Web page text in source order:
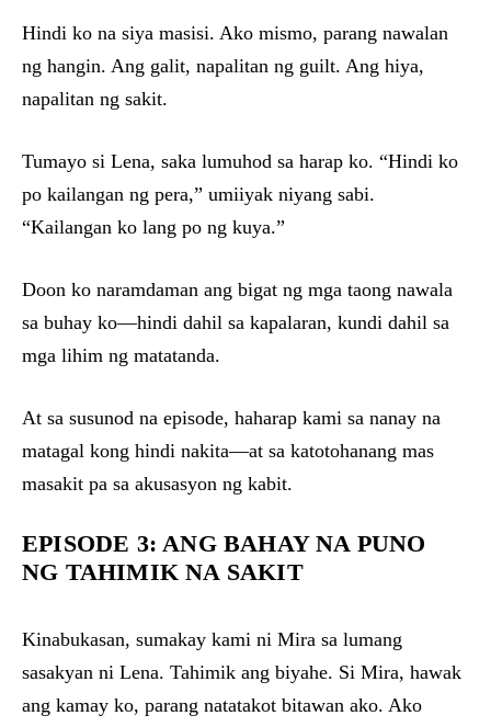
Hindi ko na siya masisi. Ako mismo, parang nawalan
ng hangin. Ang galit, napalitan ng guilt. Ang hiya,
napalitan ng sakit.
Tumayo si Lena, saka lumuhod sa harap ko. “Hindi ko
po kailangan ng pera,” umiiyak niyang sabi.
“Kailangan ko lang po ng kuya.”
Doon ko naramdaman ang bigat ng mga taong nawala
sa buhay ko—hindi dahil sa kapalaran, kundi dahil sa
mga lihim ng matatanda.
At sa susunod na episode, haharap kami sa nanay na
matagal kong hindi nakita—at sa katotohanang mas
masakit pa sa akusasyon ng kabit.
EPISODE 3: ANG BAHAY NA PUNO
NG TAHIMIK NA SAKIT
Kinabukasan, sumakay kami ni Mira sa lumang
sasakyan ni Lena. Tahimik ang biyahe. Si Mira, hawak
ang kamay ko, parang natatakot bitawan ako. Ako